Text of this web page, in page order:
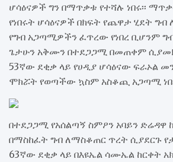
ሆሳዕናዎች ግን በማጥቃቱ የተሻሉ ነበሩ፡፡
የነበሩት ሆሳዕናዎች በክፍት የጨዋታ ሂደት
የግብ አጋጣሚዎችን ፈጥረው የነበረ ቢሆንም
ጌታሁን አቅሙን በተደጋጋሚ በመጠቀም
53ኛው ደቂቃ ላይ የሀዲያ ሆሳዕናው ፍራኦል
ሞክሯት የወጣችው ኳስም አስቆጪ አጋጣሚ
በተደጋጋሚ የአሰልጣኝ ስምዖን አባይን ድሬዳዋ
በማስከፈት ግብ ለማስቆጠር ጥረት ሲያደርጉ
63ኛው ደቂቃ ላይ በእዩኤል ሳሙኤል ከርቀት